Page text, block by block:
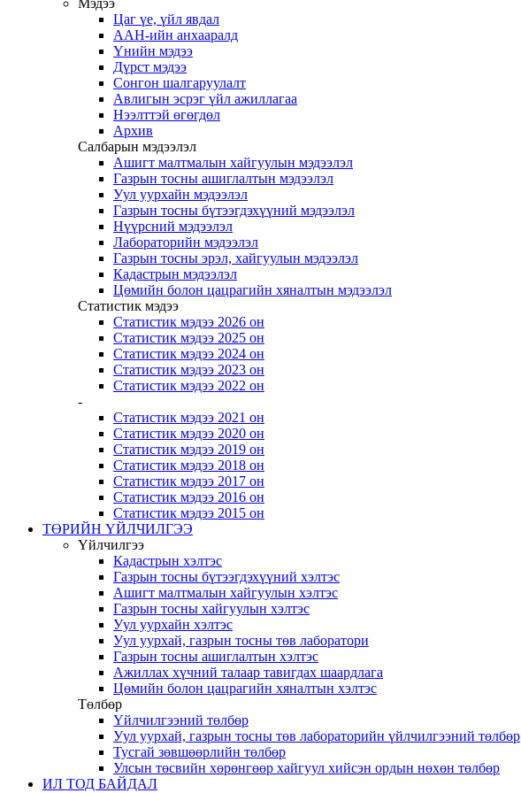
Мэдээ
Цаг үе, үйл явдал
ААН-ийн анхааралд
Үнийн мэдээ
Дүрст мэдээ
Сонгон шалгаруулалт
Авлигын эсрэг үйл ажиллагаа
Нээлттэй өгөгдөл
Архив
Салбарын мэдээлэл
Ашигт малтмалын хайгуулын мэдээлэл
Газрын тосны ашиглалтын мэдээлэл
Уул уурхайн мэдээлэл
Газрын тосны бүтээгдэхүүний мэдээлэл
Нүүрсний мэдээлэл
Лабораторийн мэдээлэл
Газрын тосны эрэл, хайгуулын мэдээлэл
Кадастрын мэдээлэл
Цөмийн болон цацрагийн хяналтын мэдээлэл
Статистик мэдээ
Статистик мэдээ 2026 он
Статистик мэдээ 2025 он
Статистик мэдээ 2024 он
Статистик мэдээ 2023 он
Статистик мэдээ 2022 он
-
Статистик мэдээ 2021 он
Статистик мэдээ 2020 он
Статистик мэдээ 2019 он
Статистик мэдээ 2018 он
Статистик мэдээ 2017 он
Статистик мэдээ 2016 он
Статистик мэдээ 2015 он
ТӨРИЙН ҮЙЛЧИЛГЭЭ
Үйлчилгээ
Кадастрын хэлтэс
Газрын тосны бүтээгдэхүүний хэлтэс
Ашигт малтмалын хайгуулын хэлтэс
Газрын тосны хайгуулын хэлтэс
Уул уурхайн хэлтэс
Уул уурхай, газрын тосны төв лаборатори
Газрын тосны ашиглалтын хэлтэс
Ажиллах хүчний талаар тавигдах шаардлага
Цөмийн болон цацрагийн хяналтын хэлтэс
Төлбөр
Үйлчилгээний төлбөр
Уул уурхай, газрын тосны төв лабораторийн үйлчилгээний төлбөр
Тусгай зөвшөөрлийн төлбөр
Улсын төсвийн хөрөнгөөр хайгуул хийсэн ордын нөхөн төлбөр
ИЛ ТОД БАЙДАЛ